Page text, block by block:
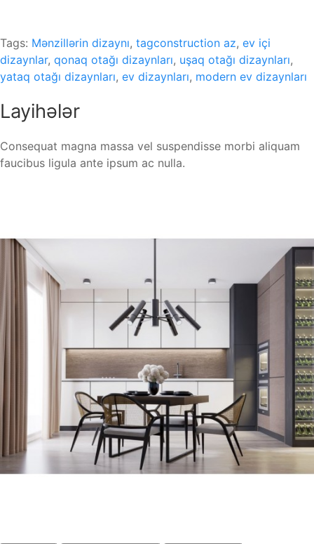
Tags: Mənzillərin dizaynı, tagconstruction az, ev içi
dizaynlar, qonaq otağı dizaynları, uşaq otağı dizaynları,
yataq otağı dizaynları, ev dizaynları, modern ev dizaynları
Layihələr
Consequat magna massa vel suspendisse morbi aliquam
faucibus ligula ante ipsum ac nulla.